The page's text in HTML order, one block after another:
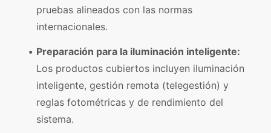
pruebas alineados con las normas
internacionales.
Preparación para la iluminación inteligente:
Los productos cubiertos incluyen iluminación
inteligente, gestión remota (telegestión) y
reglas fotométricas y de rendimiento del
sistema.